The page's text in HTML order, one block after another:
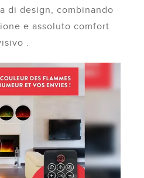
di design, combinando
e assoluto comfort
.